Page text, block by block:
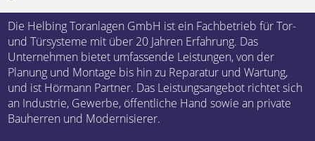
Die Helbing Toranlagen GmbH ist ein Fachbetrieb für Tor-
und Türsysteme mit über 20 Jahren Erfahrung. Das
Unternehmen bietet umfassende Leistungen, von der
Planung und Montage bis hin zu Reparatur und Wartung,
und ist Hörmann Partner. Das Leistungsangebot richtet sich
an Industrie, Gewerbe, öffentliche Hand sowie an private
Bauherren und Modernisierer.